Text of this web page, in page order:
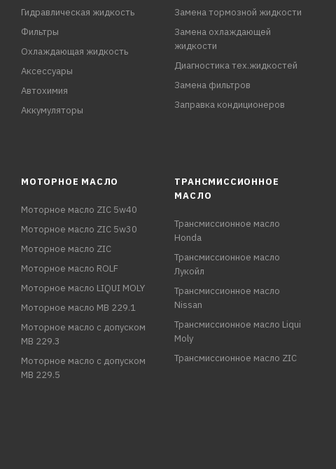
Гидравлическая жидкость
Фильтры
Охлаждающая жидкость
Аксессуары
Автохимия
Аккумуляторы
Замена тормозной жидкости
Замена охлаждающей
жидкости
Диагностика тех.жидкостей
Замена фильтров
Заправка кондиционеров
МОТОРНОЕ МАСЛО
Моторное масло ZIC 5w40
Моторное масло ZIC 5w30
Моторное масло ZIC
Моторное масло ROLF
Моторное масло LIQUI MOLY
Моторное масло MB 229.1
Моторное масло с допуском
MB 229.3
Моторное масло с допуском
MB 229.5
ТРАНСМИССИОННОЕ
МАСЛО
Трансмиссионное масло
Honda
Трансмиссионное масло
Лукойл
Трансмиссионное масло
Nissan
Трансмиссионное масло Liqui
Moly
Трансмиссионное масло ZIC